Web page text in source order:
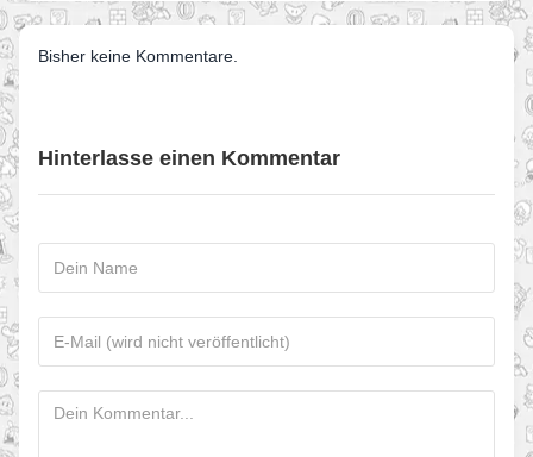
Bisher keine Kommentare.
Hinterlasse einen Kommentar